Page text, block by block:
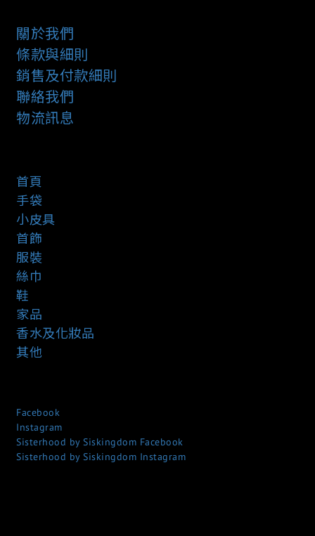
關於我們
條款與細則
銷售及付款細則
聯絡我們
物流訊息
首頁
手袋
小皮具
首飾
服裝
絲巾
鞋
家品
香水及化妝品
其他
Facebook
Instagram
Sisterhood by Siskingdom Facebook
Sisterhood by Siskingdom Instagram